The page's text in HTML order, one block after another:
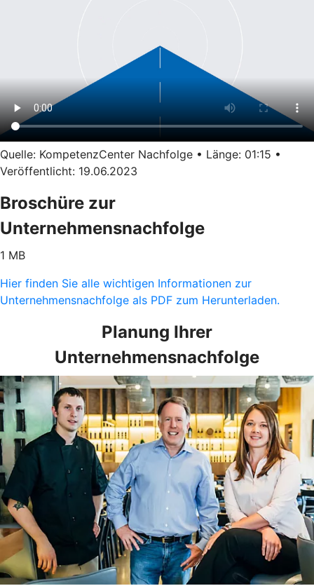
Quelle: KompetenzCenter Nachfolge • Länge: 01:15 •
Veröffentlicht: 19.06.2023
Broschüre zur
Unternehmensnachfolge
1 MB
Hier finden Sie alle wichtigen Informationen zur
Unternehmensnachfolge als PDF zum Herunterladen.
Planung Ihrer
Unternehmensnachfolge